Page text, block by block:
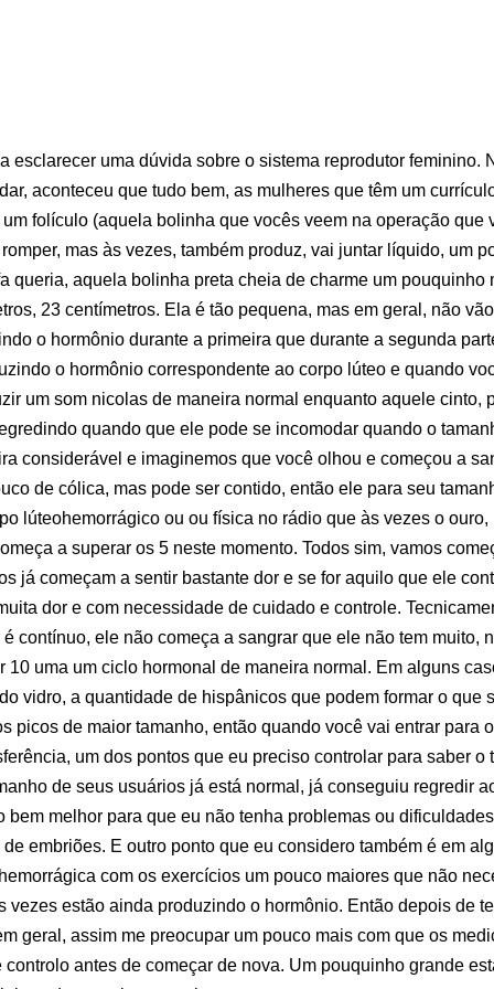
esclarecer uma dúvida sobre o sistema reprodutor feminino.
aconteceu que tudo bem, as mulheres que têm um
folículo (aquela bolinha que vocês veem na operação que
mas às vezes, também produz, vai juntar líquido, um
queria, aquela bolinha preta cheia de charme um pouquinho
23 centímetros. Ela é tão pequena, mas em geral, não
o hormônio durante a primeira que durante a segunda
o hormônio correspondente ao corpo lúteo e quando
um som nicolas de maneira normal enquanto aquele cinto,
quando que ele pode se incomodar quando o
considerável e imaginemos que você olhou e começou a
de cólica, mas pode ser contido, então ele para seu
lúteohemorrágico ou ou física no rádio que às vezes o
a superar os 5 neste momento. Todos sim, vamos
já começam a sentir bastante dor e se for aquilo que ele
dor e com necessidade de cuidado e controle.
contínuo, ele não começa a sangrar que ele não tem muito,
10 uma um ciclo hormonal de maneira normal. Em alguns
vidro, a quantidade de hispânicos que podem formar o que
picos de maior tamanho, então quando você vai entrar para
um dos pontos que eu preciso controlar para saber o
de seus usuários já está normal, já conseguiu regredir
bem melhor para que eu não tenha problemas ou
embriões. E outro ponto que eu considero também é em
com os exercícios um pouco maiores que não
vezes estão ainda produzindo o hormônio. Então depois de
geral, assim me preocupar um pouco mais com que os
antes de começar de nova. Um pouquinho grande